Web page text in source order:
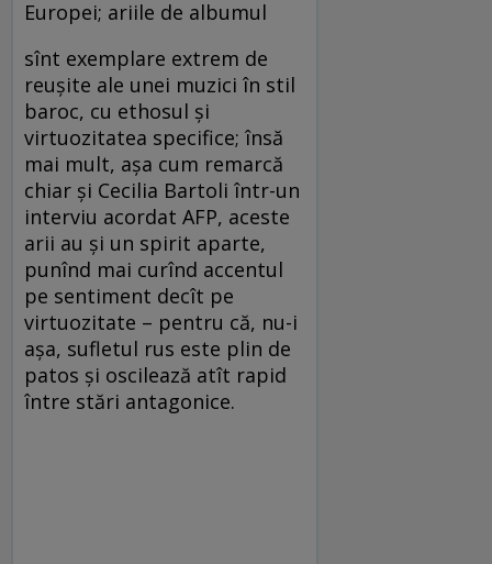
Europei; ariile de albumul
sînt exemplare extrem de
reuşite ale unei muzici în stil
baroc, cu ethosul şi
virtuozitatea specifice; însă
mai mult, aşa cum remarcă
chiar şi Cecilia Bartoli într-un
interviu acordat AFP, aceste
arii au şi un spirit aparte,
punînd mai curînd accentul
pe sentiment decît pe
virtuozitate – pentru că, nu-i
aşa, sufletul rus este plin de
patos şi oscilează atît rapid
între stări antagonice.